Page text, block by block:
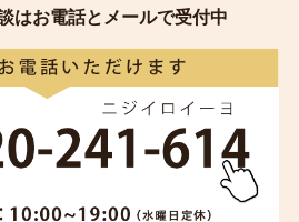
はお電話とメールで受付中